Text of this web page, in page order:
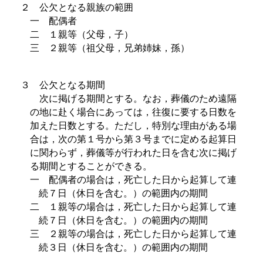
２ 公欠となる親族の範囲
一 配偶者
二 １親等（父母，子）
三 ２親等（祖父母，兄弟姉妹，孫）
３ 公欠となる期間
次に掲げる期間とする。なお，葬儀のため遠隔
の地に赴く場合にあっては，往復に要する日数を
加えた日数とする。ただし，特別な理由がある場
合は，次の第１号から第３号までに定める起算日
に関わらず，葬儀等が行われた日を含む次に掲げ
る期間とすることができる。
一 配偶者の場合は，死亡した日から起算して連
続７日（休日を含む。）の範囲内の期間
二 １親等の場合は，死亡した日から起算して連
続７日（休日を含む。）の範囲内の期間
三 ２親等の場合は，死亡した日から起算して連
続３日（休日を含む。）の範囲内の期間